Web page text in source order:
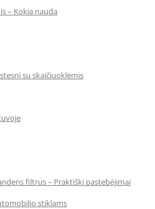
– Kokia nauda
su skaičiuoklėmis
filtrus – Praktiški pastebėjimai
stiklams